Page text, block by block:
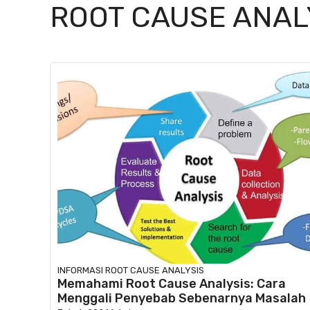
ROOT CAUSE
INFORMASI ROOT CAUSE ANALYSIS
Memahami Root Cause Analysis: Cara
Menggali Penyebab Sebenarnya Masalah